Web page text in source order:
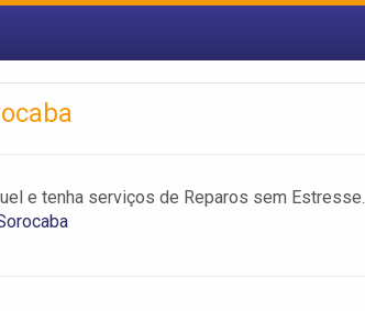
e tenha serviços de Reparos sem Estresse.